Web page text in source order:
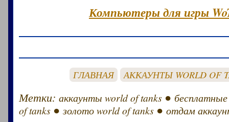
Компьютеры для игры
ГЛАВНАЯ АККАУНТЫ WORLD OF
Метки:аккаунты world of tanks ●
of tanks ●золото world of tanks ●отдам